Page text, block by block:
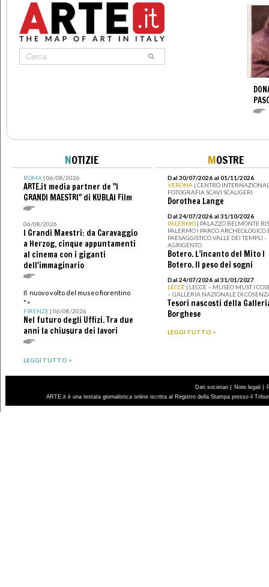
NOTIZIE
ROMA| 06/08/2026
ARTE.it media partner de "I
GRANDI MAESTRI" di KUBLAI Film
06/08/2026
I Grandi Maestri: da Caravaggio
a Herzog, cinque appuntamenti
al cinema con i giganti
dell'immaginario
Il nuovo volto del museo fiorentino
">
FIRENZE| 06/08/2026
Nel futuro degli Uffizi. Tra due
anni la chiusura dei lavori
LEGGI TUTTO >
MOSTRE
Dal 30/07/2026 al 01/11/2026
VERONA | CENTRO
FOTOGRAFIA SCAVI SCALIGERI
Dorothea Lange
Dal 24/07/2026 al 31/10/2026
PALERMO | PALAZZO BELMONTE
PALERMO I PARCO ARCHEOLOGICO
PAESAGGISTICO VALLE DEI TEMPLI -
AGRIGENTO
Botero. L’incanto del Mito I
Botero. Il peso dei sogni
Dal 24/07/2026 al 31/01/2027
LECCE | LECCE – MUSEO MUST I
– GALLERIA NAZIONALE DI
Tesori nascosti della
Borghese
LEGGI TUTTO >
Dati societari | Note legali |
ARTE.it è una testata giornalistica online iscritta al Registro della Stampa presso il